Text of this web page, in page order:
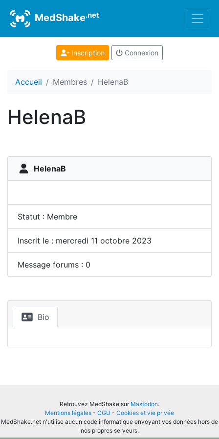
MedShake.net
Inscription Connexion
Accueil Membres HelenaB
HelenaB
HelenaB
Statut : Membre
Inscrit le : mercredi 11 octobre 2023
Message forums : 0
Bio
Retrouvez MedShake sur Mastodon.
Mentions légales - CGU - Cookies et vie privée
MedShake.net n'utilise aucun code informatique envoyant vos données hors de
nos propres serveurs.